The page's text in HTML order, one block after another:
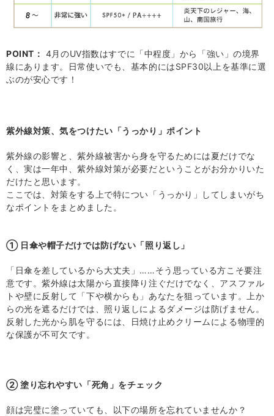
POINT： 4月のUV指数はすでに「中程度」から「強い」の境界
線にあります。日常使いでも、基本的にはSPF30以上を基準に選
ぶのが安心です！
紫外線対策、気をつけたい「うっかり」ポイント
紫外線の影響と、紫外線被害から身を守るためには夏だけでな
く、実は一年中、紫外線対策が必要だということがお分かりいた
だけたと思います。
ここでは、対策をする上で特につい「うっかり」してしまいがち
なポイントをまとめました。
① 日傘や帽子だけでは防げない「照り返し」
「日傘を差しているから大丈夫」……そう思っている方こそ要注
意です。紫外線は太陽から直接降り注ぐだけでなく、アスファル
トや壁に反射して「下や横からも」あなたを狙っています。上か
らの光を遮るだけでは、照り返しによるダメージは防げません。
反射した光から肌を守るには、日焼け止めクリームによる物理的
な保護が不可欠です。
② 塗り忘れやすい「死角」をチェック
顔は完璧に塗っていても、以下の場所を忘れていませんか？